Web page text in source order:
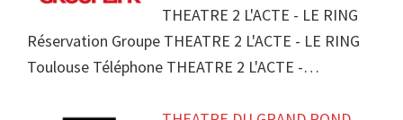
THEATRE 2 L'ACTE - LE RING
Réservation Groupe THEATRE 2 L'ACTE - LE RING
Toulouse Téléphone THEATRE 2 L'ACTE -…